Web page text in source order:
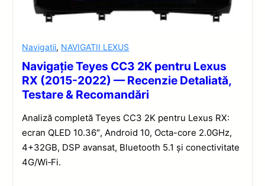
Navigatii, NAVIGATII LEXUS
Navigație Teyes CC3 2K pentru Lexus
RX (2015-2022) — Recenzie Detaliată,
Testare & Recomandări
Analiză completă Teyes CC3 2K pentru Lexus RX:
ecran QLED 10.36″, Android 10, Octa-core 2.0GHz,
4+32GB, DSP avansat, Bluetooth 5.1 și conectivitate
4G/Wi‑Fi.